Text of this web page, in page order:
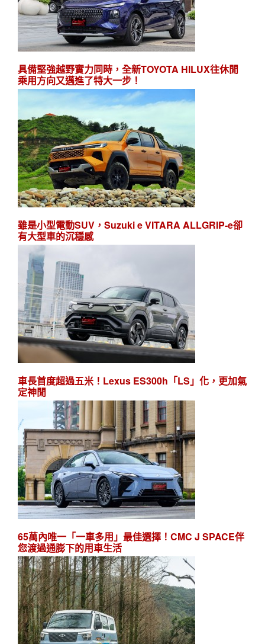
具備堅強越野實力同時，全新TOYOTA HILUX往休閒
乘用方向又邁進了特大一步！
雖是小型電動SUV，Suzuki e VITARA ALLGRIP-e卻
有大型車的沉穩感
車長首度超過五米！Lexus ES300h「LS」化，更加氣
定神閒
65萬內唯一「一車多用」最佳選擇！CMC J SPACE伴
您渡過通膨下的用車生活